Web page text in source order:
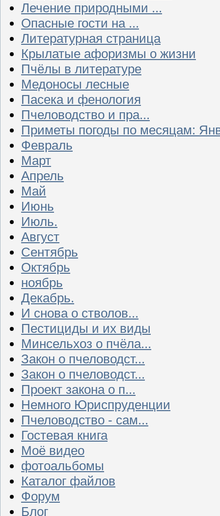
Лечение природными ...
Опасные гости на ...
Литературная страница
Крылатые афоризмы о жизни
Пчёлы в литературе
Медоносы лесные
Пасека и фенология
Пчеловодство и пра...
Приметы погоды по месяцам:
Февраль
Март
Апрель
Май
Июнь
Июль.
Август
Сентябрь
Октябрь
ноябрь
Декабрь.
И снова о стволов...
Пестициды и их виды
Минсельхоз о пчёла...
Закон о пчеловодст...
Закон о пчеловодст...
Проект закона о п...
Немного Юриспруденции
Пчеловодство - сам...
Гостевая книга
Моё видео
фотоальбомы
Каталог файлов
Форум
Блог